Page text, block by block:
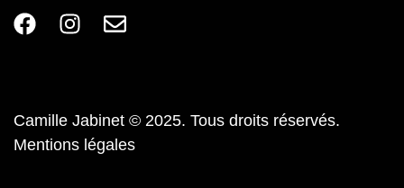
Camille Jabinet © 2025. Tous droits réservés.
Mentions légales